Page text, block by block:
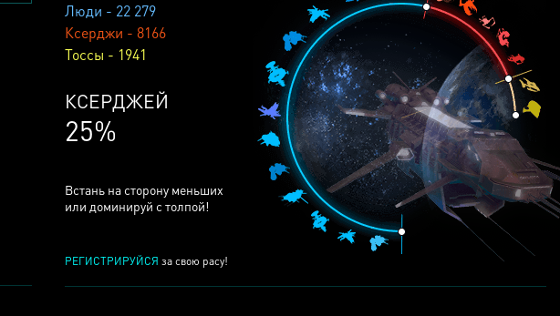
Люди - 22 279
Ксерджи - 8166
Тоссы - 1941
ТОССОВ
5%
Встань на сторону меньших
или доминируй с толпой!
РЕГИСТРИРУЙСЯ за свою расу!